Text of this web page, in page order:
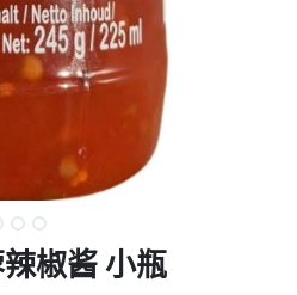
椒酱 小瓶